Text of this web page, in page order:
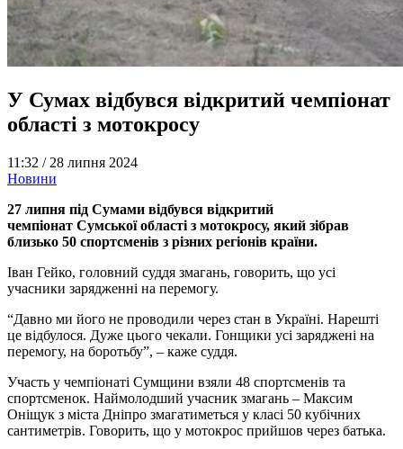
У Сумах відбувся відкритий чемпіонат
області з мотокросу
11:32 / 28 липня 2024
Новини
27 липня під Сумами відбувся відкритий
чемпіонат Сумської області з мотокросу, який зібрав
близько 50 спортсменів з різних регіонів країни.
Іван Гейко, головний суддя змагань, говорить, що усі
учасники зарядженні на перемогу.
“Давно ми його не проводили через стан в Україні. Нарешті
це відбулося. Дуже цього чекали. Гонщики усі заряджені на
перемогу, на боротьбу”, – каже суддя.
Участь у чемпіонаті Сумщини взяли 48 спортсменів та
спортсменок. Наймолодший учасник змагань – Максим
Оніщук з міста Дніпро змагатиметься у класі 50 кубічних
сантиметрів. Говорить, що у мотокрос прийшов через батька.